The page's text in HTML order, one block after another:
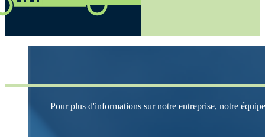
Pour plus d'informations sur notre entreprise, notre